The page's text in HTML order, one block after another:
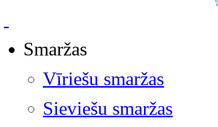
Smaržas
Vīriešu smaržas
Sieviešu smaržas